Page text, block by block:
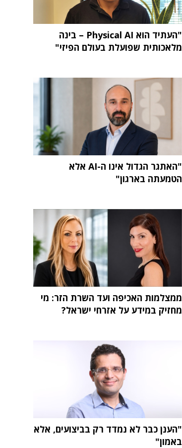
"העתיד הוא Physical AI – בינה
מלאכותית שפועלת בעולם הפיזי"
"האתגר הגדול אינו ה-AI אלא
הטמעתה בארגון"
ממצלמות האכיפה ועד השרת הזר: מי
מחזיק במידע על אזרחי ישראל?
"הענן כבר לא נמדד רק בביצועים, אלא
באמון"